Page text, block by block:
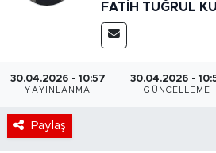
FATIH TUĞRUL
30.04.2026 - 10:57
YAYINLANMA
30.04.2026 -
GÜNCELLEME
Paylaş
Tüm Manşetler